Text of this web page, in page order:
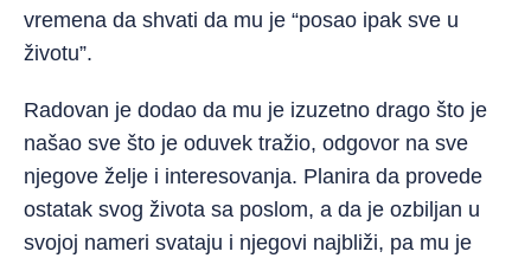
vremena da shvati da mu je “posao ipak sve u
životu”.
Radovan je dodao da mu je izuzetno drago što je
našao sve što je oduvek tražio, odgovor na sve
njegove želje i interesovanja. Planira da provede
ostatak svog života sa poslom, a da je ozbiljan u
svojoj nameri svataju i njegovi najbliži, pa mu je